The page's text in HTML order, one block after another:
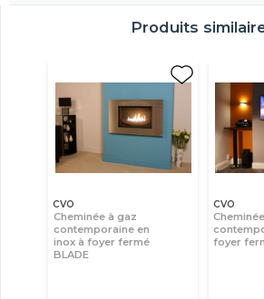
Produits
CVO
Cheminée à gaz
contemporaine en
inox à foyer fermé
BLADE
CVO
foyer